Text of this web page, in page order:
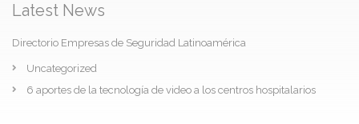
Latest News
Directorio Empresas de Seguridad Latinoamérica
Uncategorized
6 aportes de la tecnología de video a los centros hospitalarios